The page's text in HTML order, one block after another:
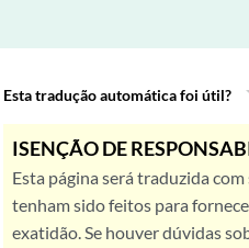
Esta tradução automática foi útil?
ISENÇÃO DE
Esta página será traduzida
tenham sido feitos para
exatidão. Se houver dúvidas